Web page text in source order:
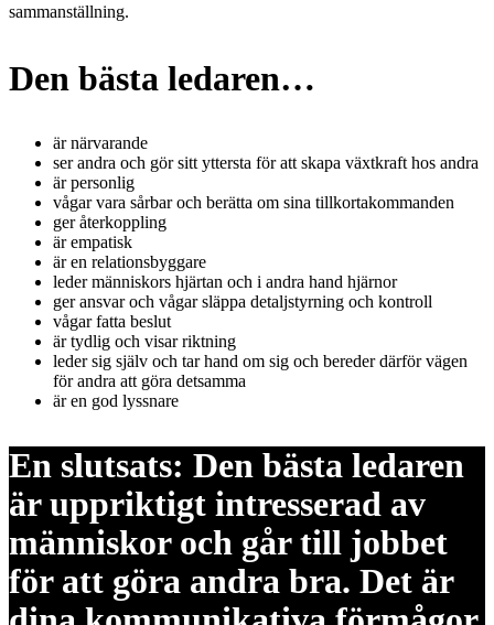
sammanställning.
Den bästa ledaren…
är närvarande
ser andra och gör sitt yttersta för att skapa växtkraft hos andra
är personlig
vågar vara sårbar och berätta om sina tillkortakommanden
ger återkoppling
är empatisk
är en relationsbyggare
leder människors hjärtan och i andra hand hjärnor
ger ansvar och vågar släppa detaljstyrning och kontroll
vågar fatta beslut
är tydlig och visar riktning
leder sig själv och tar hand om sig och bereder därför vägen
för andra att göra detsamma
är en god lyssnare
En slutsats: Den bästa ledaren
är uppriktigt intresserad av
människor och går till jobbet
för att göra andra bra. Det är